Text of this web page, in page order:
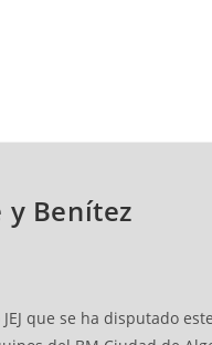
y Benítez
que se ha disputado